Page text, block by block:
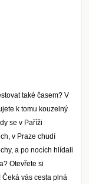
také časem? V
k tomu kouzelný
se v Paříži
v Praze chudí
a po nocích hlídali
Otevřete si
Čeká vás cesta plná